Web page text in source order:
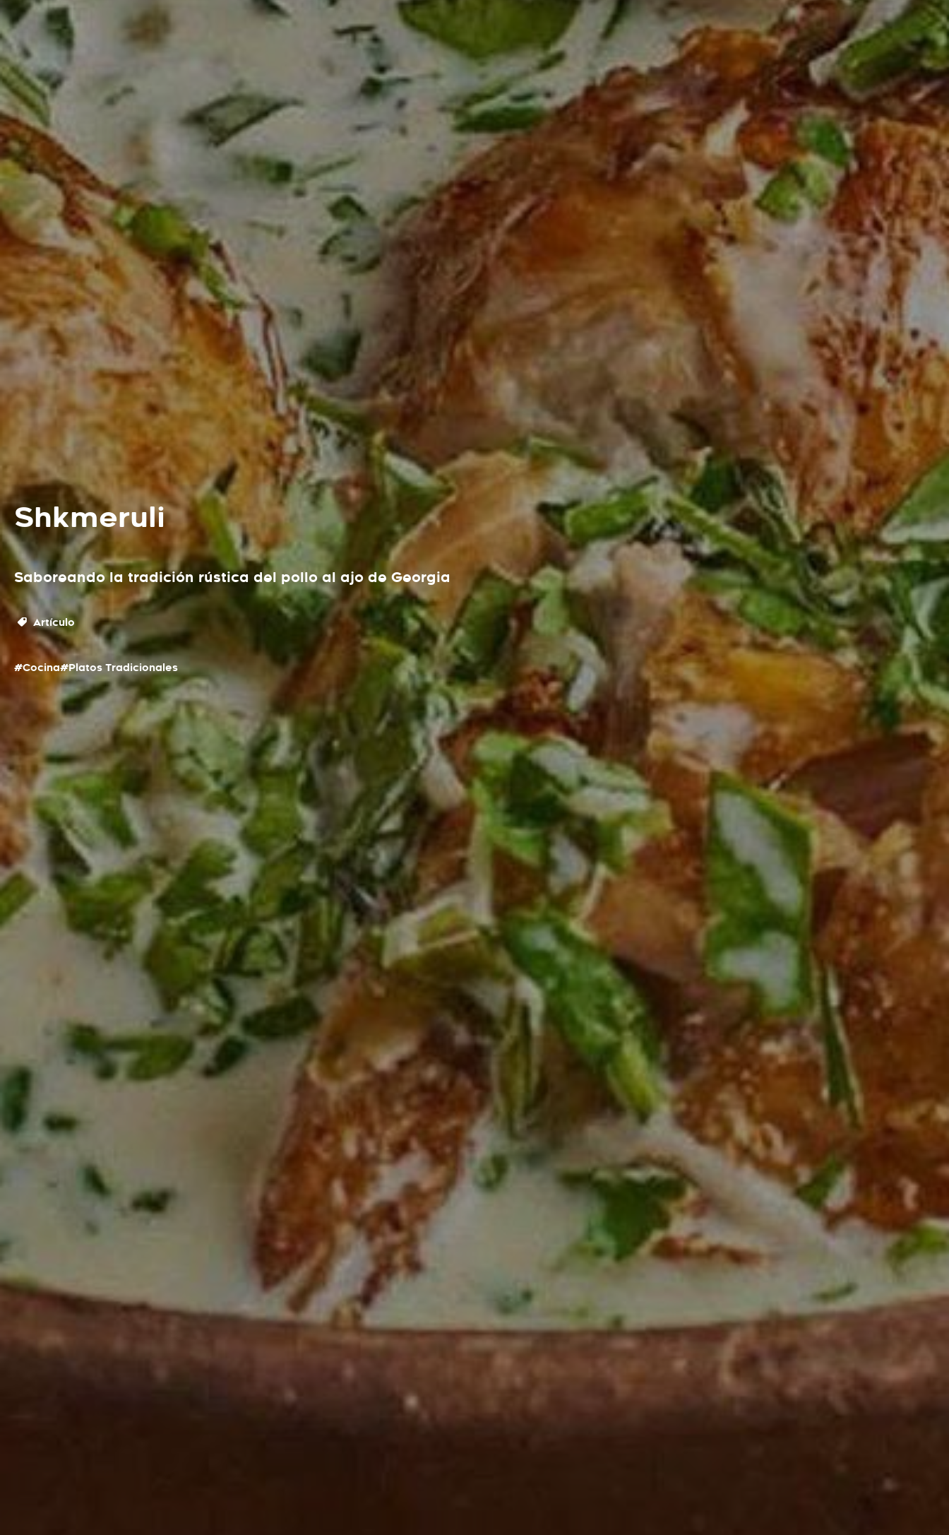
Shkmeruli
Saboreando la tradición rústica del pollo al ajo de Georgia
Artículo
#Cocina#Platos Tradicionales